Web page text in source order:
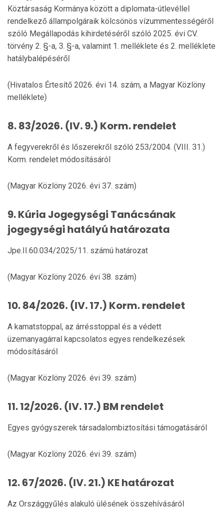
Köztársaság Kormánya között a diplomata-útlevéllel
rendelkező állampolgáraik kölcsönös vízummentességéről
szóló Megállapodás kihirdetéséről szóló 2025. évi CV.
törvény 2. §-a, 3. §-a, valamint 1. melléklete és 2. melléklete
hatálybalépéséről
(Hivatalos Értesítő 2026. évi 14. szám, a Magyar Közlöny
melléklete)
8. 83/2026. (IV. 9.) Korm. rendelet
A fegyverekről és lőszerekről szóló 253/2004. (VIII. 31.)
Korm. rendelet módosításáról
(Magyar Közlöny 2026. évi 37. szám)
9. Kúria Jogegységi Tanácsának
jogegységi hatályú határozata
Jpe.II.60.034/2025/11. számú határozat
(Magyar Közlöny 2026. évi 38. szám)
10. 84/2026. (IV. 17.) Korm. rendelet
A kamatstoppal, az árrésstoppal és a védett
üzemanyagárral kapcsolatos egyes rendelkezések
módosításáról
(Magyar Közlöny 2026. évi 39. szám)
11. 12/2026. (IV. 17.) BM rendelet
Egyes gyógyszerek társadalombiztosítási támogatásáról
(Magyar Közlöny 2026. évi 39. szám)
12. 67/2026. (IV. 21.) KE határozat
Az Országgyűlés alakuló ülésének összehívásáról